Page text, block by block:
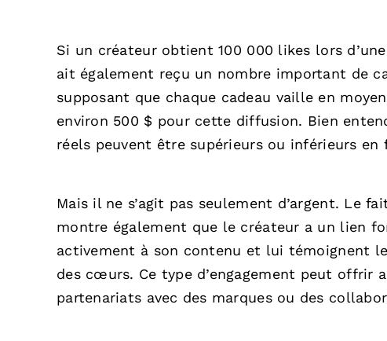
Si un créateur obtient 100 000 likes lors
ait également reçu un nombre important de
supposant que chaque cadeau vaille en
environ 500 $ pour cette diffusion. Bien
réels peuvent être supérieurs ou inférieurs
Mais il ne s’agit pas seulement d’argent. Le
montre également que le créateur a un lien
activement à son contenu et lui témoignent
des cœurs. Ce type d’engagement peut offrir
partenariats avec des marques ou des